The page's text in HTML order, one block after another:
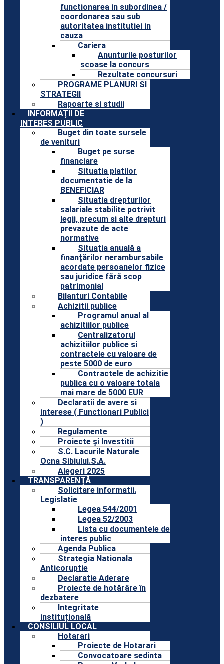
functionarea in subordinea /
coordonarea sau sub
autoritatea institutiei in
cauza
Cariera
Anunturile posturilor
scoase la concurs
Rezultate concursuri
PROGRAME PLANURI SI
STRATEGII
Rapoarte si studii
INFORMAȚII DE
INTERES PUBLIC
Buget din toate sursele
de venituri
Buget pe surse
financiare
Situatia platilor
documentatie de la
BENEFICIAR
Situatia drepturilor
salariale stabilite potrivit
legii, precum si alte drepturi
prevazute de acte
normative
Situaţia anuală a
finanţărilor nerambursabile
acordate persoanelor fizice
sau juridice fără scop
patrimonial
Bilanturi Contabile
Achizitii publice
Programul anual al
achizitiilor publice
Centralizatorul
achizitiilor publice si
contractele cu valoare de
peste 5000 de euro
Contractele de achizitie
publica cu o valoare totala
mai mare de 5000 EUR
Declaratii de avere si
interese ( Functionari Publici
)
Regulamente
Proiecte și Investitii
S.C. Lacurile Naturale
Ocna Sibiului.S.A.
Alegeri 2025
TRANSPARENȚĂ
Solicitare informatii.
Legislatie
Legea 544/2001
Legea 52/2003
Lista cu documentele de
interes public
Agenda Publica
Strategia Nationala
Anticoruptie
Declaratie Aderare
Proiecte de hotărâre în
dezbatere
Integritate
instituțională
CONSILIUL LOCAL
Hotarari
Proiecte de Hotarari
Convocatoare sedinta